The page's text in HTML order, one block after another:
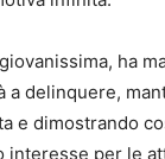
ha
a delinquere,
e dimostrando
interesse per le